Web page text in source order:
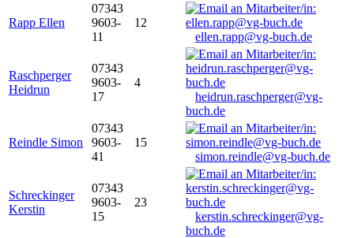
Rapp Ellen
07343
9603-
11
12
ellen.rapp@vg-buch.de
Raschperger
Heidrun
07343
9603-
17
4
heidrun.raschperger@vg-
buch.de
Reindle Simon
07343
9603-
41
15
simon.reindle@vg-buch.de
Schreckinger
Kerstin
07343
9603-
15
23
kerstin.schreckinger@vg-
buch.de